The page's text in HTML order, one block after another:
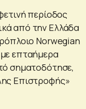
περίοδος
από την Ελλάδα
Norwegian
επταήμερα
σηματοδότησε,
Επιστροφής»